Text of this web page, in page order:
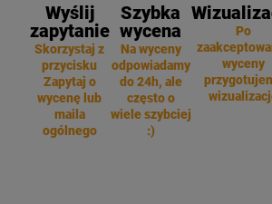
Wyślij
zapytanie
Skorzystaj z
przycisku
Zapytaj o
wycenę lub
maila
ogólnego
Szybka
wycena
Na wyceny
odpowiadamy
do 24h, ale
często o
wiele szybciej
:)
Po
wyceny